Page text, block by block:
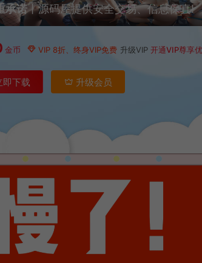
承诺丨源码屋提供安全交易、信息保真!
金币 VIP 8折、终身VIP免费 升级VIP 开通VIP尊享
即下载 升级会员